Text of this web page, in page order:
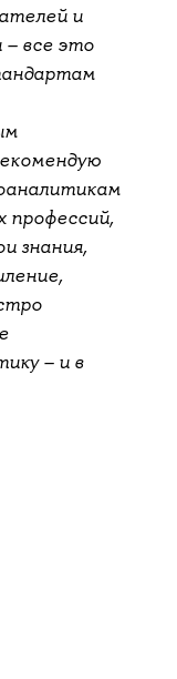
и
– все это
профессий,
знания,
– и в